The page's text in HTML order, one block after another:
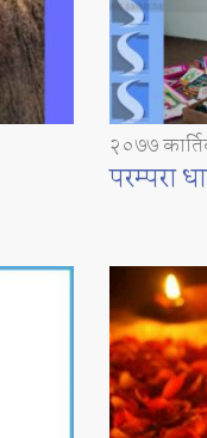
२०७७
परम्परा